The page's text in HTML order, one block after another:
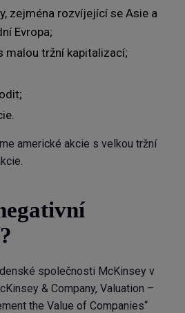
zejména rozvíjející se Asie a
Evropa;
malou tržní kapitalizací;
americké akcie s velkou tržní
společnosti McKinsey v
& Company, Valuation –
the Value of Companies“